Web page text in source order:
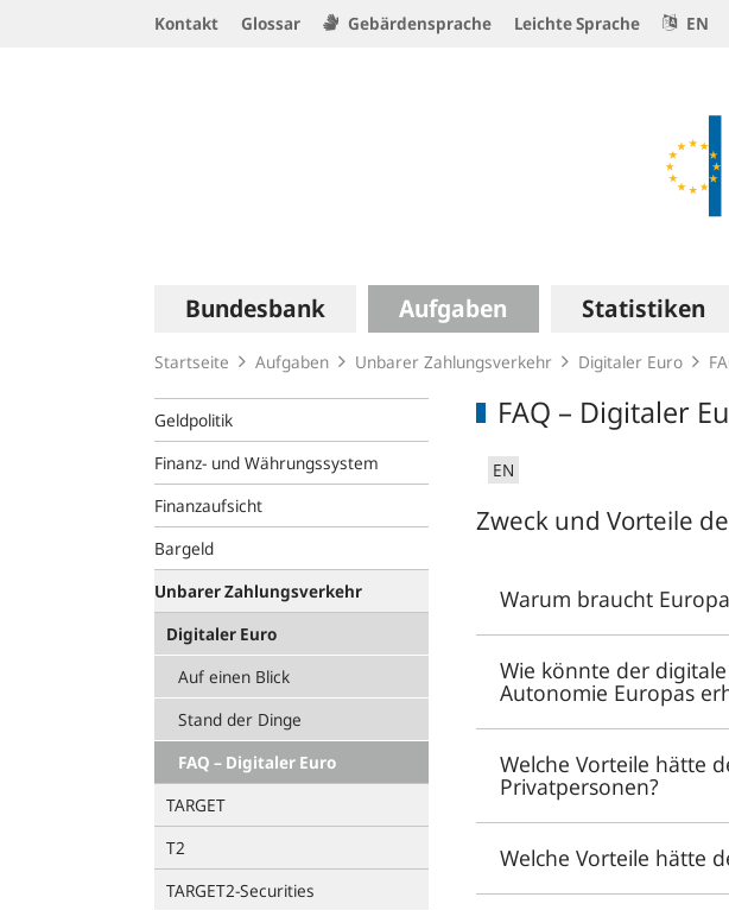
Kontakt Glossar Gebärdensprache Leichte Sprache EN
Hauptnavigation
Bundesbank Aufgaben Statistiken
Startseite Aufgaben Unbarer Zahlungsverkehr Digitaler Euro
Geldpolitik
Finanz- und Währungssystem
Finanzaufsicht
Bargeld
Unbarer Zahlungsverkehr
Digitaler Euro
Auf einen Blick
Stand der Dinge
FAQ – Digitaler Euro
TARGET
T2
TARGET2-Securities
FAQ – Digitaler
EN
Zweck und Vorteile
Warum braucht
Wie könnte der
Autonomie Europas
Welche Vorteile hätte
Privatpersonen?
Welche Vorteile hätte